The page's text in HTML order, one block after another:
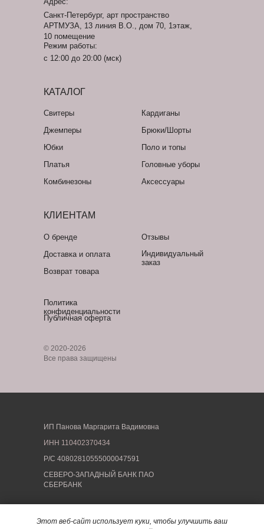
© 2020-2026
Все права защищены
Санкт-Петербург, арт пространство
АРТМУЗА, 13 линия В.О., дом 70, 1этаж,
10 помещение
Режим работы:
с 12:00 до 20:00 (мск)
КЛИЕНТАМ
Доставка и оплата
Возврат товара
Отзывы
Индивидуальный
заказ
О бренде
Политика
конфиденциальности
Публичная оферта
КАТАЛОГ
Свитеры
Джемперы
Кардиганы
Брюки/Шорты
Поло и топы
Головные уборы
Аксессуары
Платья
Комбинезоны
Юбки
ИП Панова Маргарита Вадимовна
ИНН 110402370434
Р/С 40802810555000047591
СЕВЕРО-ЗАПАДНЫЙ БАНК ПАО
СБЕРБАНК
линия В.О., дом 70-72.
Этот веб-сайт использует куки, чтобы улучшить ваш